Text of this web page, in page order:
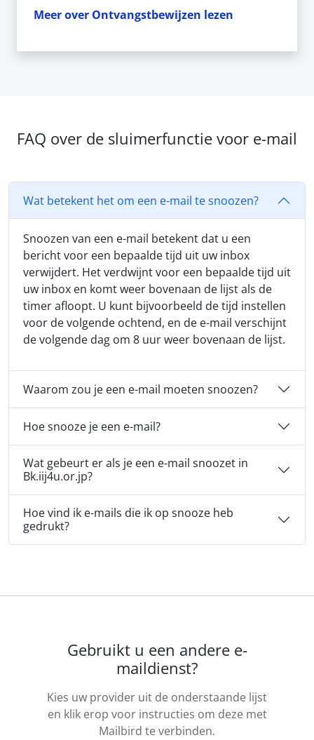
Meer over Ontvangstbewijzen lezen
FAQ over de sluimerfunctie voor e-mail
Wat betekent het om een e-mail te snoozen?
Snoozen van een e-mail betekent dat u een
bericht voor een bepaalde tijd uit uw inbox
verwijdert. Het verdwijnt voor een bepaalde tijd uit
uw inbox en komt weer bovenaan de lijst als de
timer afloopt. U kunt bijvoorbeeld de tijd instellen
voor de volgende ochtend, en de e-mail verschijnt
de volgende dag om 8 uur weer bovenaan de lijst.
Waarom zou je een e-mail moeten snoozen?
Hoe snooze je een e-mail?
Wat gebeurt er als je een e-mail snoozet in
Bk.iij4u.or.jp?
Hoe vind ik e-mails die ik op snooze heb
gedrukt?
Gebruikt u een andere e-
maildienst?
Kies uw provider uit de onderstaande lijst
en klik erop voor instructies om deze met
Mailbird te verbinden.